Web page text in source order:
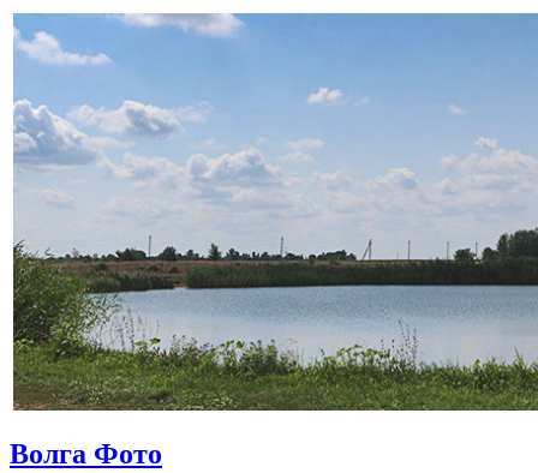
Волга Фото